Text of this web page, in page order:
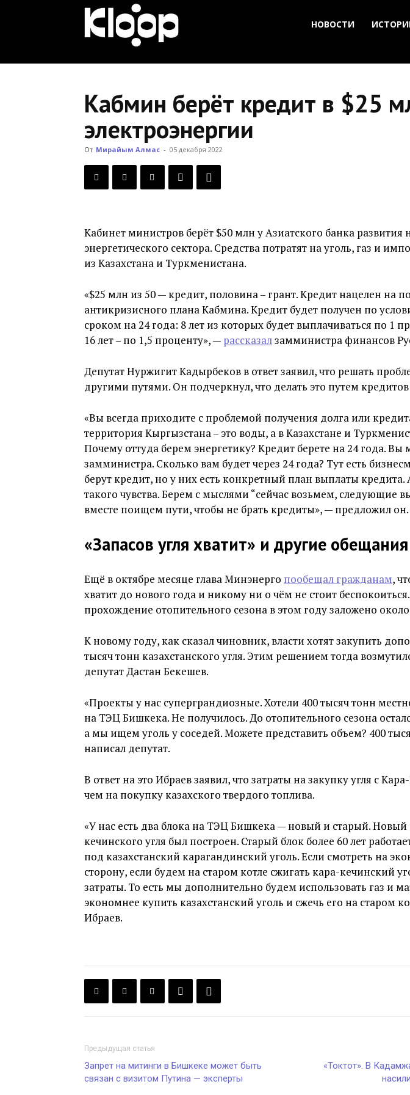
Новости
Кыргызстана
НОВОСТИ
Кабмин берёт кредит в $25
электроэнергии
От Мирайым Алмас - 05 декабря 2022
Кабинет министров берёт $50 млн у Азиатского банка
энергетического сектора. Средства потратят на уголь, газ и
из Казахстана и Туркменистана.
«$25 млн из 50 — кредит, половина – грант. Кредит нацелен на
антикризисного плана Кабмина. Кредит будет получен по
сроком на 24 года: 8 лет из которых будет выплачиваться по 1
16 лет – по 1,5 проценту», — рассказалзамминистра финансов
Депутат Нуржигит Кадырбеков в ответ заявил, что решать
другими путями. Он подчеркнул, что делать это путем
«Вы всегда приходите с проблемой получения долга или
территория Кыргызстана – это воды, а в Казахстане и
Почему оттуда берем энергетику? Кредит берете на 24 года. Вы
замминистра. Сколько вам будет через 24 года? Тут есть
берут кредит, но у них есть конкретный план выплаты кредита.
такого чувства. Берем с мыслями “сейчас возьмем, следующие
вместе поищем пути, чтобы не брать кредиты», — предложил он.
«Запасов угля хватит» и другие
Ещё в октябре месяце глава Минэнерго пообещал гражданам,
хватит до нового года и никому ни о чём не стоит
прохождение отопительного сезона в этом году заложено
К новому году, как сказал чиновник, власти хотят закупить
тысяч тонн казахстанского угля. Этим решением тогда
депутат Дастан Бекешев.
«Проекты у нас суперграндиозные. Хотели 400 тысяч тонн
на ТЭЦ Бишкека. Не получилось. До отопительного сезона
а мы ищем уголь у соседей. Можете представить объем? 400
написал депутат.
В ответ на это Ибраев заявил, что затраты на закупку угля с
чем на покупку казахского твердого топлива.
«У нас есть два блока на ТЭЦ Бишкека — новый и старый. Новый
кечинского угля был построен. Старый блок более 60 лет
под казахстанский карагандинский уголь. Если смотреть на
сторону, если будем на старом котле сжигать кара-кечинский
затраты. То есть мы дополнительно будем использовать газ и
экономнее купить казахстанский уголь и сжечь его на старом
Ибраев.
Предыдущая статья
Запрет на митинги в Бишкеке может быть
связан с визитом Путина — эксперты
«Токтот». В